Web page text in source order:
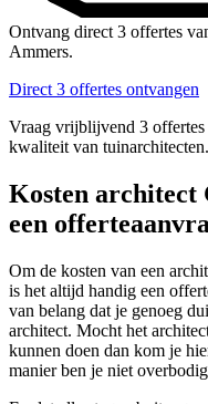
Ontvang direct 3 offertes
Ammers.
Direct 3 offertes ontvangen
Vraag vrijblijvend 3
kwaliteit van tuinarchitecten.
Kosten architect
een
Om de kosten van een
is het altijd handig een
van belang dat je genoeg
architect. Mocht het
kunnen doen dan kom je
manier ben je niet